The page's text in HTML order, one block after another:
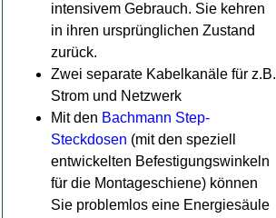
intensivem Gebrauch. Sie kehren
in ihren ursprünglichen Zustand
zurück.
Zwei separate Kabelkanäle für z.B.
Strom und Netzwerk
Mit den Bachmann Step-
Steckdosen (mit den speziell
entwickelten Befestigungswinkeln
für die Montageschiene) können
Sie problemlos eine Energiesäule